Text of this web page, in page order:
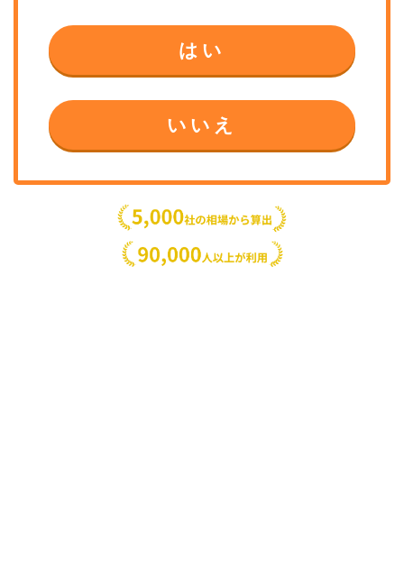
はい
いいえ